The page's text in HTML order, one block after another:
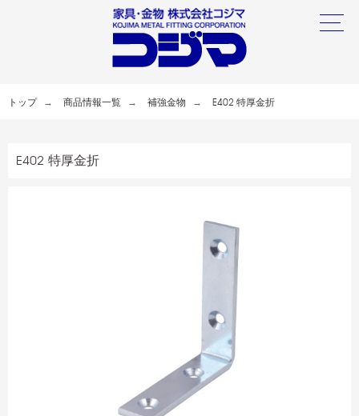
トップ 商品情報一覧 補強金物 E402 特厚金折
E402 特厚金折